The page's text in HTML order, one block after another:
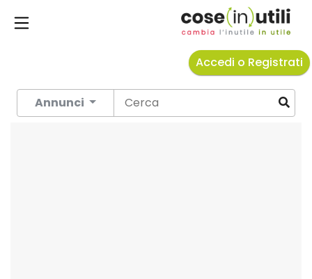
Accedi o Registrati
Annunci